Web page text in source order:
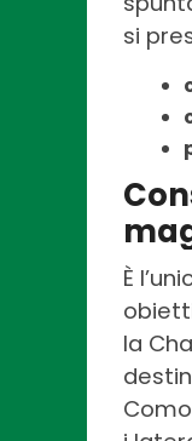
si
È
la